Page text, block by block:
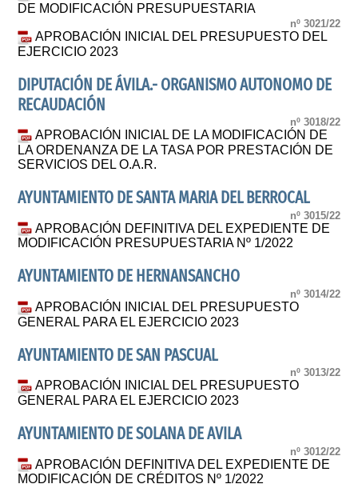
DE MODIFICACIÓN PRESUPUESTARIA
nº 3021/22
APROBACIÓN INICIAL DEL PRESUPUESTO DEL
EJERCICIO 2023
DIPUTACIÓN DE ÁVILA.- ORGANISMO AUTONOMO DE
RECAUDACIÓN
nº 3018/22
APROBACIÓN INICIAL DE LA MODIFICACIÓN DE
LA ORDENANZA DE LA TASA POR PRESTACIÓN DE
SERVICIOS DEL O.A.R.
AYUNTAMIENTO DE SANTA MARIA DEL BERROCAL
nº 3015/22
APROBACIÓN DEFINITIVA DEL EXPEDIENTE DE
MODIFICACIÓN PRESUPUESTARIA Nº 1/2022
AYUNTAMIENTO DE HERNANSANCHO
nº 3014/22
APROBACIÓN INICIAL DEL PRESUPUESTO
GENERAL PARA EL EJERCICIO 2023
AYUNTAMIENTO DE SAN PASCUAL
nº 3013/22
APROBACIÓN INICIAL DEL PRESUPUESTO
GENERAL PARA EL EJERCICIO 2023
AYUNTAMIENTO DE SOLANA DE AVILA
nº 3012/22
APROBACIÓN DEFINITIVA DEL EXPEDIENTE DE
MODIFICACIÓN DE CRÉDITOS Nº 1/2022